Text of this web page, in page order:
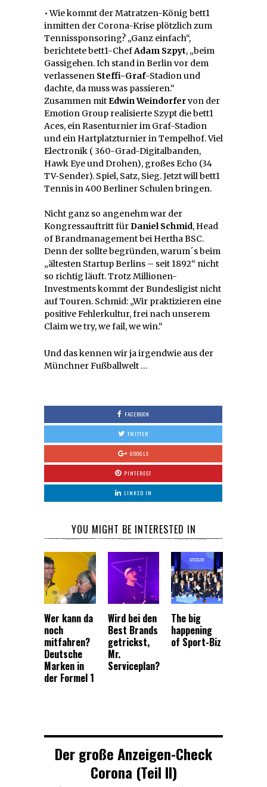
• Wie kommt der Matratzen-König bett1
inmitten der Corona-Krise plötzlich zum
Tennissponsoring? „Ganz einfach“,
berichtete bett1-ChefAdam Szpyt, „beim
Gassigehen. Ich stand in Berlin vor dem
verlassenen Steffi-Graf-Stadion und
dachte, da muss was passieren.“
Zusammen mitEdwin Weindorfervon der
Emotion Group realisierte Szypt die bett1
Aces, ein Rasenturnier im Graf-Stadion
und ein Hartplatzturnier in Tempelhof. Viel
Electronik ( 360-Grad-Digitalbanden,
Hawk Eye und Drohen), großes Echo (34
TV-Sender). Spiel, Satz, Sieg. Jetzt will bett1
Tennis in 400 Berliner Schulen bringen.
Nicht ganz so angenehm war der
Kongressauftritt fürDaniel Schmid, Head
of Brandmanagement bei Hertha BSC.
Denn der sollte begründen, warum´s beim
„ältesten Startup Berlins – seit 1892“ nicht
so richtig läuft. Trotz Millionen-
Investments kommt der Bundesligist nicht
auf Touren. Schmid: „Wir praktizieren eine
positive Fehlerkultur, frei nach unserem
Claim we try, we fail, we win.“
Und das kennen wir ja irgendwie aus der
Münchner Fußballwelt …
FACEBOOK
TWITTER
GOOGLE
PINTEREST
LINKED IN
YOU MIGHT BE INTERESTED IN
Wer kann da
noch
mitfahren?
Deutsche
Marken in
der Formel 1
Wird bei den
Best Brands
getrickst,
Mr.
Serviceplan?
The big
happening
of Sport-Biz
Der große Anzeigen-Check
Corona (Teil II)